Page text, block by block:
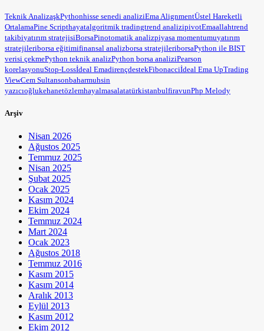
Teknik AnalizaşkPythonhisse senedi analiziEma AlignmentÜstel Hareketli
OrtalamaPine Scripthayatalgoritmik tradingtrend analizipivotEmaallahtrend
takibiyatırım stratejisiBorsaPinotomatik analizpiyasa momentumuyatırım
stratejileriborsa eğitimifinansal analizborsa stratejileriborsaPython ile BIST
verisi çekmePython teknik analizPython borsa analiziPearson
korelasyonuStop-Lossİdeal EmadirençdestekFibonacciİdeal Ema UpTrading
ViewCem Sultansonbaharmuhsin
yazıcıoğlukehanetözlemhayalmasalatatürkistanbulfiravunPhp Melody
Arşiv
Nisan 2026
Ağustos 2025
Temmuz 2025
Nisan 2025
Şubat 2025
Ocak 2025
Kasım 2024
Ekim 2024
Temmuz 2024
Mart 2024
Ocak 2023
Ağustos 2018
Temmuz 2016
Kasım 2015
Kasım 2014
Aralık 2013
Eylül 2013
Kasım 2012
Ekim 2012